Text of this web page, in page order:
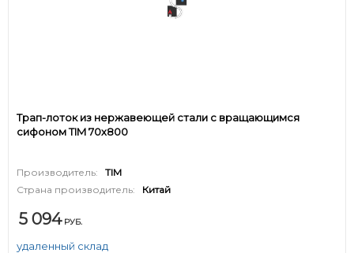
Трап-лоток из нержавеющей стали с вращающимся
сифоном TIM 70х800
Производитель:
TIM
Страна производитель:
Китай
5 094 РУБ.
удаленный склад